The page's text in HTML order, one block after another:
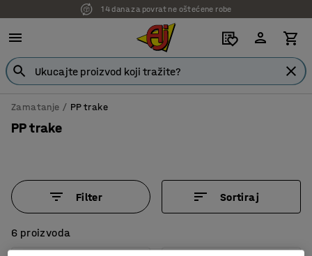
14 dana za povrat ne oštećene robe
Zamatanje PP trake
PP trake
Filter Sortiraj
6 proizvoda